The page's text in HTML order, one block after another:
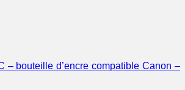
– bouteille d’encre compatible Canon –